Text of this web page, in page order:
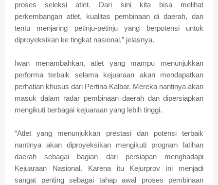
proses seleksi atlet. Dari sini kita bisa melihat
perkembangan atlet, kualitas pembinaan di daerah, dan
tentu menjaring petinju-petinju yang berpotensi untuk
diproyeksikan ke tingkat nasional,” jelasnya.
Iwan menambahkan, atlet yang mampu menunjukkan
performa terbaik selama kejuaraan akan mendapatkan
perhatian khusus dari Pertina Kalbar. Mereka nantinya akan
masuk dalam radar pembinaan daerah dan dipersiapkan
mengikuti berbagai kejuaraan yang lebih tinggi.
“Atlet yang menunjukkan prestasi dan potensi terbaik
nantinya akan diproyeksikan mengikuti program latihan
daerah sebagai bagian dari persiapan menghadapi
Kejuaraan Nasional. Karena itu Kejurprov ini menjadi
sangat penting sebagai tahap awal proses pembinaan